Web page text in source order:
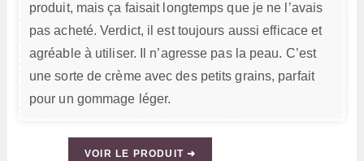
produit, mais ça faisait longtemps que je ne l’avais
pas acheté. Verdict, il est toujours aussi efficace et
agréable à utiliser. Il n’agresse pas la peau. C’est
une sorte de crème avec des petits grains, parfait
pour un gommage léger.
VOIR LE PRODUIT ➜